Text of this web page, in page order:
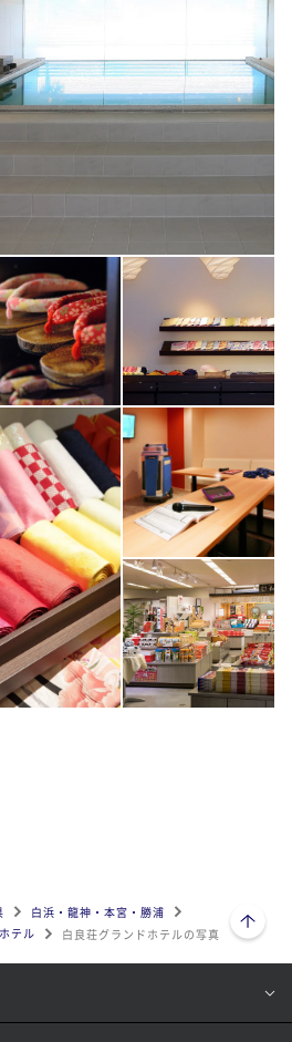
白浜・龍神・本宮・勝浦
テル 白良荘グランドホテルの写真
ページトップへ